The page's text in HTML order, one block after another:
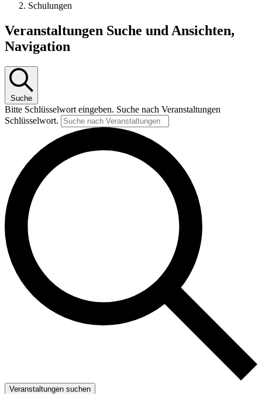
Schulungen
Veranstaltungen
Veranstaltungen Suche und Ansichten,
Navigation
Suche
Bitte Schlüsselwort eingeben. Suche nach Veranstaltungen
Schlüsselwort.
Veranstaltungen suchen